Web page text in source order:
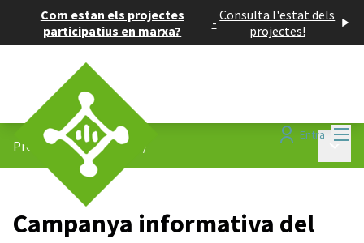
Com estan els projectes
participatius en marxa?
- Consulta l'estat dels
projectes!
Entra
Projectes participatius /
Campanya informativa del